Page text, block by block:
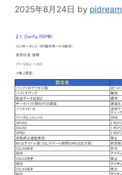
2025年8月24日 by pidream